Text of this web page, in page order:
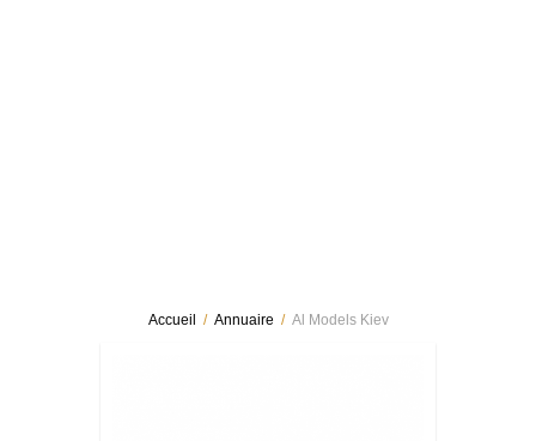
Accueil / Annuaire / Al Models Kiev